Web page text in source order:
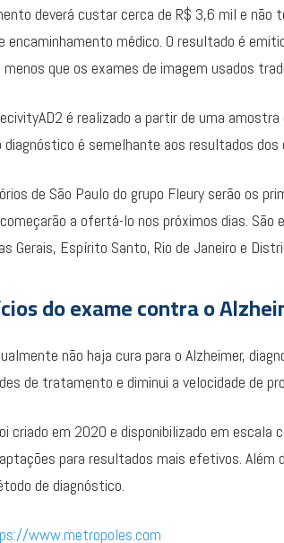
deverá custar cerca de R$ 3,6 mil e
encaminhamento médico. O resultado é
que os exames de imagem usados
é realizado a partir de uma
é semelhante aos resultados dos
de São Paulo do grupo Fleury serão os
a ofertá-lo nos próximos dias. São
Gerais, Espírito Santo, Rio de Janeiro e
do exame contra o
não haja cura para o Alzheimer,
de tratamento e diminui a velocidade de
criado em 2020 e disponibilizado em
para resultados mais efetivos. Além
de diagnóstico.
www.metropoles.com